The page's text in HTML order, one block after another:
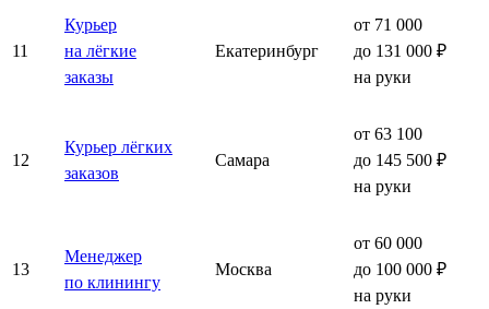
11
Курьер
на лёгкие
заказы
Екатеринбург
от 71 000
до 131 000 ₽
на руки
12
Курьер лёгких
заказов
Самара
от 63 100
до 145 500 ₽
на руки
13
Менеджер
по клинингу
Москва
от 60 000
до 100 000 ₽
на руки